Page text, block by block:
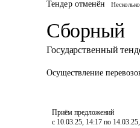
Тендер отменён
Сборный
Государственный
Осуществление
Приём предложений
с 10.03.25, 14:17 по